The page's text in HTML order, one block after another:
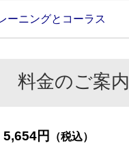
ーニングとコーラス
料金のご案内
5,654円 （税込）